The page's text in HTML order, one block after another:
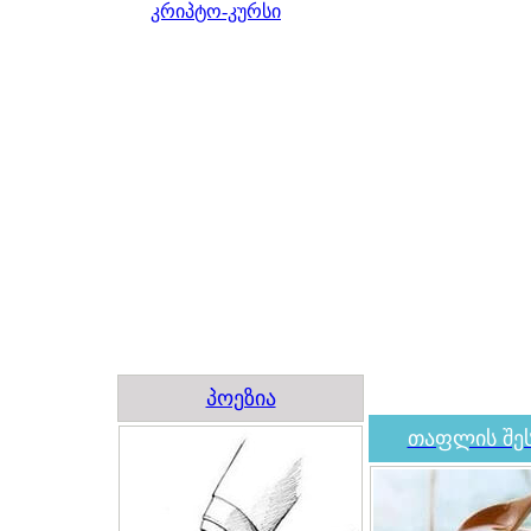
კრიპტო-კურსი
პოეზია
თაფლის